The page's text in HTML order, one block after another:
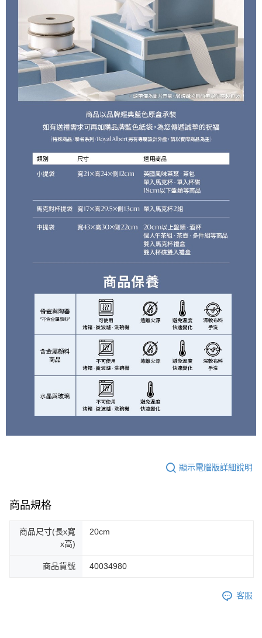
顯示電腦版詳細說明
商品規格
商品尺寸(長x寬
x高)
20cm
商品貨號 40034980
客服